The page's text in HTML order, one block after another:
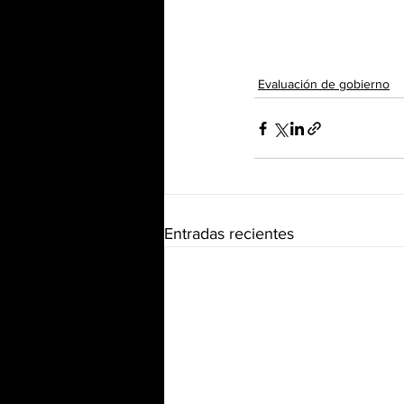
Evaluación de gobierno
Entradas recientes